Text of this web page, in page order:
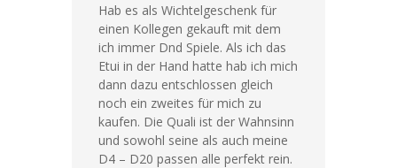
Hab es als Wichtelgeschenk für
einen Kollegen gekauft mit dem
ich immer Dnd Spiele. Als ich das
Etui in der Hand hatte hab ich mich
dann dazu entschlossen gleich
noch ein zweites für mich zu
kaufen. Die Quali ist der Wahnsinn
und sowohl seine als auch meine
D4 – D20 passen alle perfekt rein.